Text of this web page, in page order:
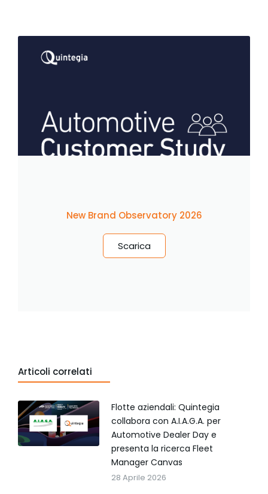
New Brand Observatory 2026
Scarica
Articoli correlati
Flotte aziendali: Quintegia
collabora con A.I.A.G.A. per
Automotive Dealer Day e
presenta la ricerca Fleet
Manager Canvas
28 Aprile 2026